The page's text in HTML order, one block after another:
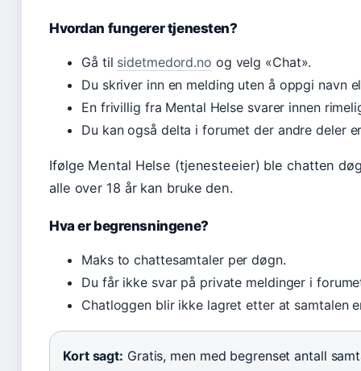
Hvordan fungerer tjenesten?
Gå til sidetmedord.no og velg «Chat».
Du skriver inn en melding uten å oppgi navn
En frivillig fra Mental Helse svarer innen
Du kan også delta i forumet der andre deler
Ifølge Mental Helse (tjenesteeier) ble chatten
alle over 18 år kan bruke den.
Hva er begrensningene?
Maks to chattesamtaler per døgn.
Du får ikke svar på private meldinger i
Chatloggen blir ikke lagret etter at samtalen
Kort sagt: Gratis, men med begrenset antall